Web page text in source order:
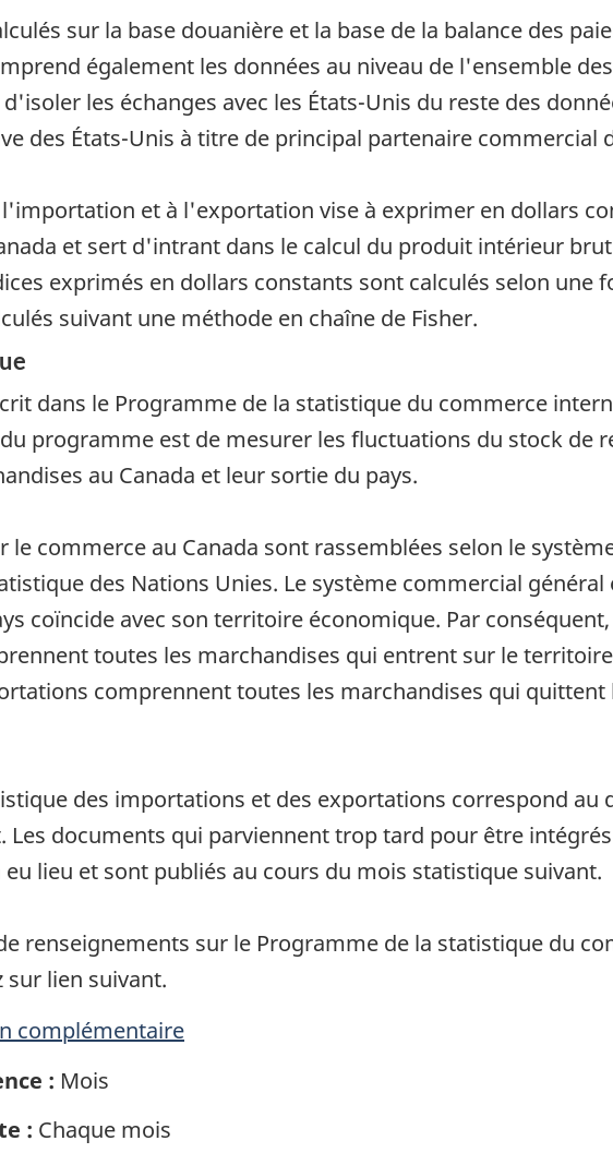
sur la base douanière et la base de la balance des
également les données au niveau de l'ensemble
les échanges avec les États-Unis du reste des
des États-Unis à titre de principal partenaire commercial
et à l'exportation vise à exprimer en dollars
et sert d'intrant dans le calcul du produit intérieur
exprimés en dollars constants sont calculés selon une
suivant une méthode en chaîne de Fisher.
dans le Programme de la statistique du commerce
programme est de mesurer les fluctuations du stock de
au Canada et leur sortie du pays.
le commerce au Canada sont rassemblées selon le
des Nations Unies. Le système commercial
coïncide avec son territoire économique. Par
toutes les marchandises qui entrent sur le
comprennent toutes les marchandises qui
des importations et des exportations correspond au
Les documents qui parviennent trop tard pour être
lieu et sont publiés au cours du mois statistique suivant.
renseignements sur le Programme de la statistique du
sur lien suivant.
complémentaire
: Mois
: Chaque mois